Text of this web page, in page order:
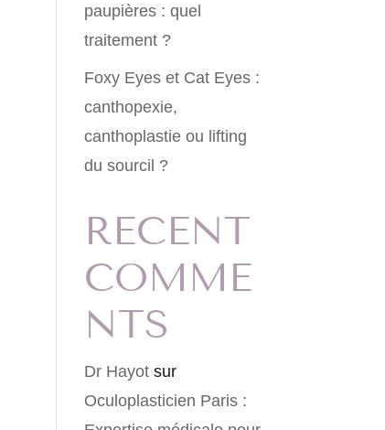
paupières : quel
traitement ?
Foxy Eyes et Cat Eyes :
canthopexie,
canthoplastie ou lifting
du sourcil ?
RECENT
COMME
NTS
Dr Hayot sur
Oculoplasticien Paris :